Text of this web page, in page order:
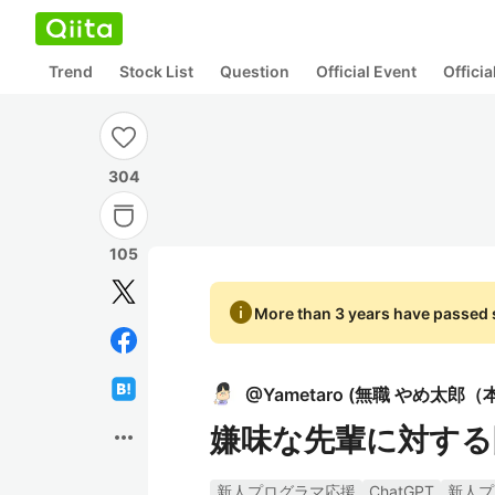
Trend Stock List Question Official Event
304
105
more_horiz
infoMore than 3 years have
@Yametaro (無職 やめ太郎（
嫌味な先輩に対す
新人プログラマ応援 ChatGPT 新人